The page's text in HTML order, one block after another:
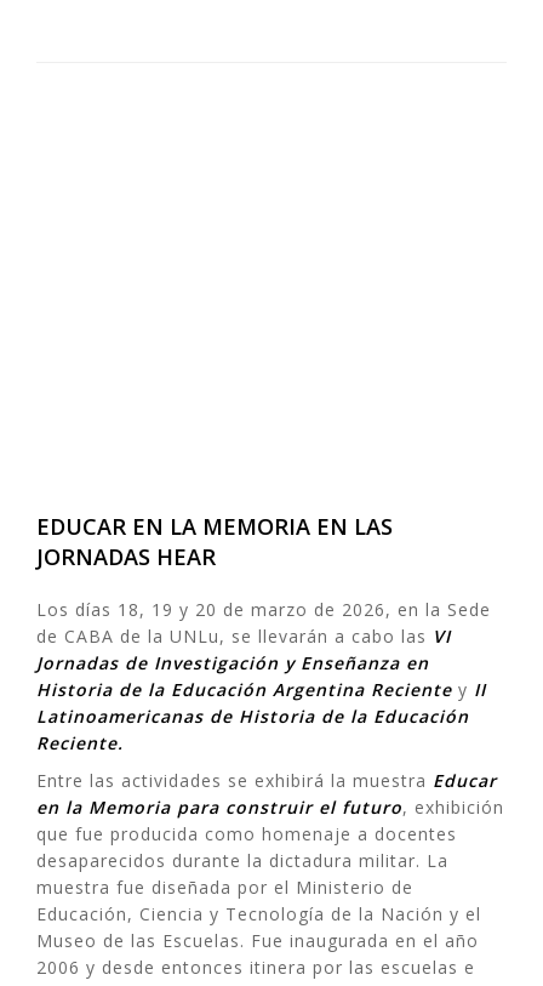
EDUCAR EN LA MEMORIA EN LAS
JORNADAS HEAR
Los días 18, 19 y 20 de marzo de 2026, en la Sede
de CABA de la UNLu, se llevarán a cabo las VI
Jornadas de Investigación y Enseñanza en
Historia de la Educación Argentina Reciente y II
Latinoamericanas de Historia de la Educación
Reciente.
Entre las actividades se exhibirá la muestra Educar
en la Memoria para construir el futuro, exhibición
que fue producida como homenaje a docentes
desaparecidos durante la dictadura militar. La
muestra fue diseñada por el Ministerio de
Educación, Ciencia y Tecnología de la Nación y el
Museo de las Escuelas. Fue inaugurada en el año
2006 y desde entonces itinera por las escuelas e